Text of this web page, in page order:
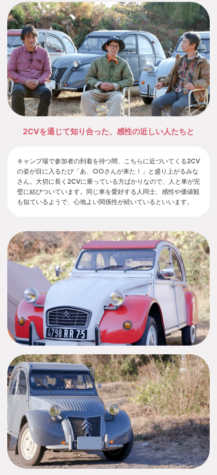
2CVを通じて知り合った、感性の近しい人たちと
キャンプ場で参加者の到着を待つ間、こちらに近づいてくる2CV
の姿が目に入るたび「あ、○○さんが来た！」と盛り上がるみな
さん。大切に長く2CVに乗っている方ばかりなので、人と車が完
璧に結びついています。同じ車を愛好する人同士、感性や価値観
も似ているようで、心地よい関係性が続いているといいます。